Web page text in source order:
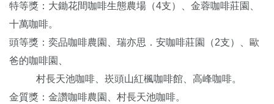
特等獎：大鋤花間咖啡生態農場（4支）、金蓉咖啡莊園、
十萬咖啡。
頭等獎：奕品咖啡農園、瑞亦思．安咖啡莊園（2支）、歐
爸的咖啡園、
村長天池咖啡、崁頭山紅楓咖啡館、高峰咖啡。
金質獎：金讚咖啡農園、村長天池咖啡。